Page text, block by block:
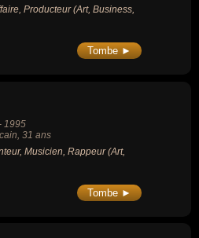
Producteur (Art, Business,
Tombe ►
1995
, 31 ans
Musicien, Rappeur (Art,
Tombe ►